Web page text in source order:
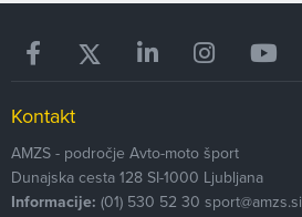
Kontakt
AMZS - področje Avto-moto šport
Dunajska cesta 128 SI-1000 Ljubljana
Informacije: (01) 530 52 30 sport@amzs.si